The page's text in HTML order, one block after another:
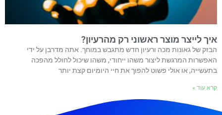
איך לייצר מוצר ראשוני רק מהרעיון?
הבזק של גאונות מכה ורעיון חדש מתגבש במוחך. אתה מדרבן על ידי
האפשרות המרגשת ליצור משהו ייחודי, משהו שיכול לחולל מהפכה
בתעשייה, או אולי פשוט להפוך את חיי היומיום קצת יותר
קרא עוד »